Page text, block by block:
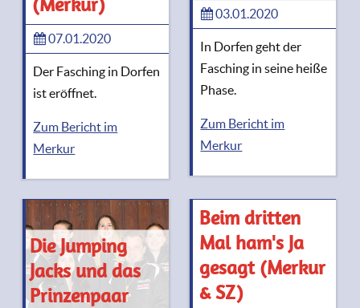
(Merkur)
07.01.2020
Der Fasching in Dorfen
ist eröffnet.
Zum Bericht im
Merkur
03.01.2020
In Dorfen geht der
Fasching in seine heiße
Phase.
Zum Bericht im
Merkur
Die Jumping
Jacks und das
Prinzenpaar
Beim dritten
Mal ham's Ja
gesagt (Merkur
& SZ)